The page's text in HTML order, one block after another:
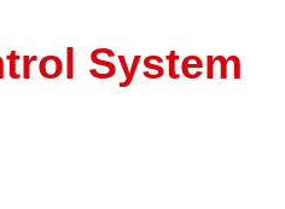
System